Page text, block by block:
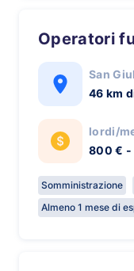
Operatori
San
46 km
lordi/
800 € -
Somministrazione
Almeno 1 mese di